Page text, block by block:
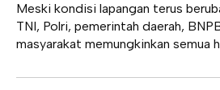
Meski kondisi lapangan terus
TNI, Polri, pemerintah daerah,
masyarakat memungkinkan semua